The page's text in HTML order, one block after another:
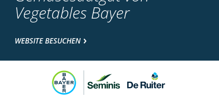
Vegetables Bayer
WEBSITE BESUCHEN